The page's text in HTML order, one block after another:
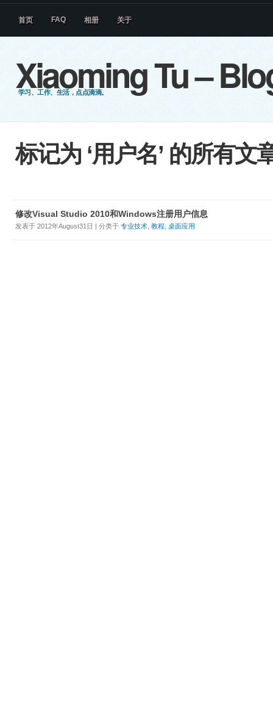
Xiaoming Tu –
学习、工作、生活，点点滴滴。
首页 FAQ 相册 关于
标记为 ‘用户名’ 的所有文
修改Visual Studio 2010和Windows注册用户信息
发表于 2012年August31日 | 分类于 专业技术 教程 桌面应用